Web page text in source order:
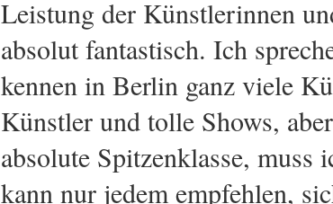
Leistung der Künstlerinnen
absolut fantastisch. Ich
kennen in Berlin ganz viele
Künstler und tolle Shows,
absolute Spitzenklasse,
kann nur jedem empfehlen,